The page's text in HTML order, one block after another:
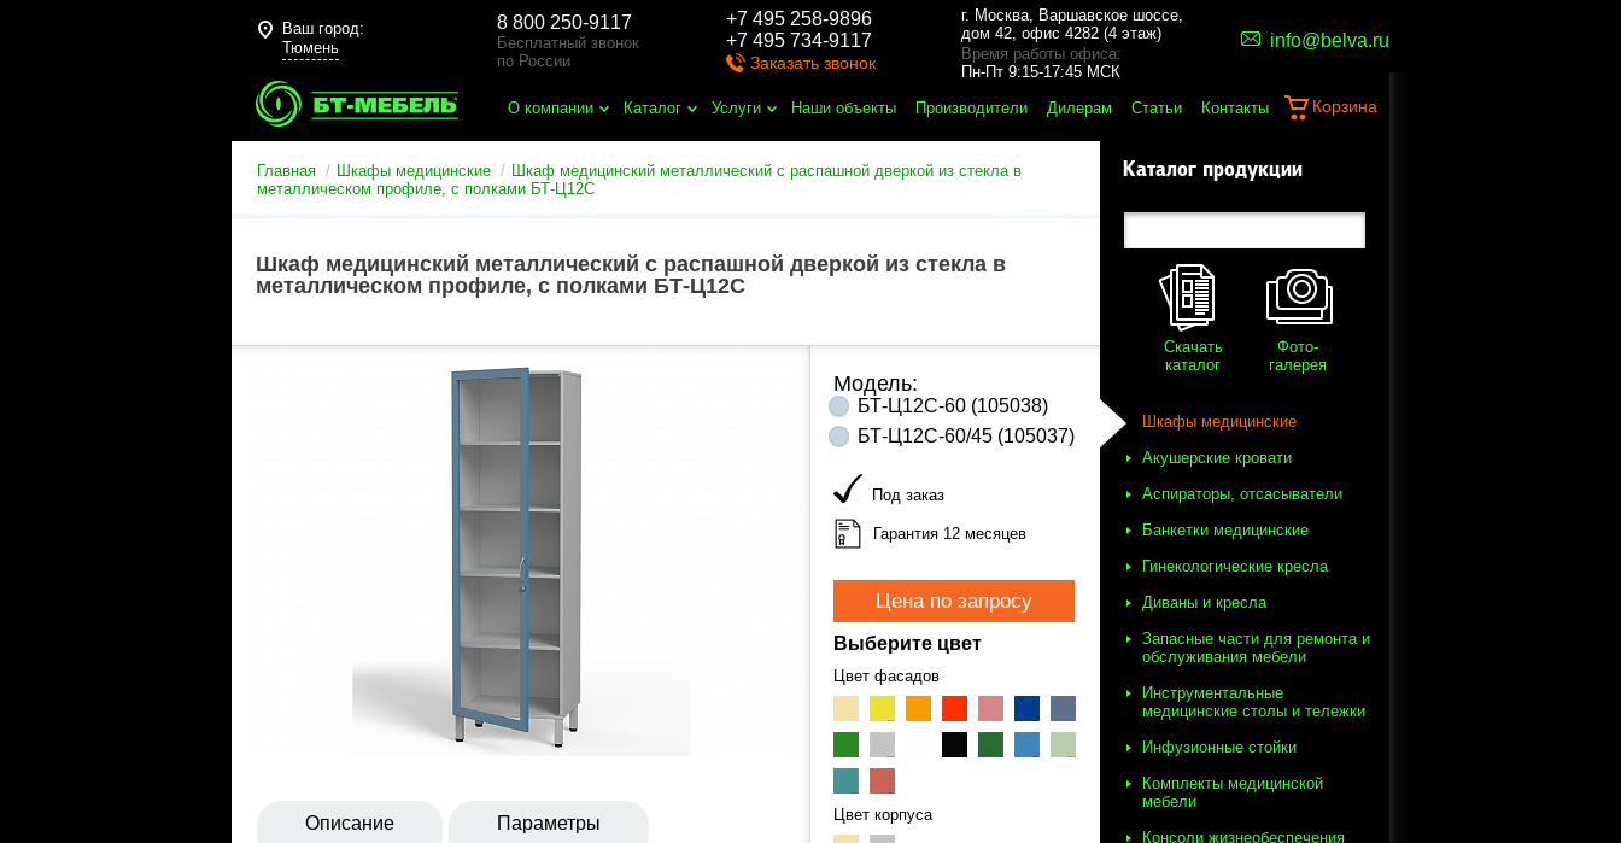
Ваш город:
Тюмень
8 800 250-9117
Бесплатный звонок
по России
+7 495 258-9896
+7 495 734-9117
Заказать звонок
г. Москва, Варшавское шоссе,
дом 42, офис 4282 (4 этаж)
Время работы офиса:
Пн-Пт 9:15-17:45 МСК
info@belva.ru
О компании Каталог Услуги Наши объекты Производители Дилерам Статьи Контакты Корзина
Главная Шкафы медицинские
Шкаф медицинский металлический с распашной дверкой из стекла в
металлическом профиле, с полками БТ-Ц12С
Шкаф медицинский металлический с распашной дверкой из стекла в
металлическом профиле, с полками БТ-Ц12С
Описание Параметры
Модель:
БТ-Ц12С-60 (105038)
БТ-Ц12С-60/45 (105037)
Под заказ
Гарантия 12 месяцев
Цена по запросу
Выберите цвет
Цвет фасадов
Цвет корпуса
Каталог продукции
Скачать
каталог
Фото-
галерея
Шкафы медицинские
Акушерские кровати
Аспираторы, отсасыватели
Банкетки медицинские
Гинекологические кресла
Диваны и кресла
Запасные части для ремонта и
обслуживания мебели
Инструментальные
медицинские столы и тележки
Инфузионные стойки
Комплекты медицинской
мебели
Консоли жизнеобеспечения